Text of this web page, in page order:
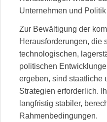
Unternehmen und
Zur Bewältigung der
Herausforderungen, die
technologischen,
politischen
ergeben, sind staatliche
Strategien erforderlich.
langfristig stabiler,
Rahmenbedingungen.